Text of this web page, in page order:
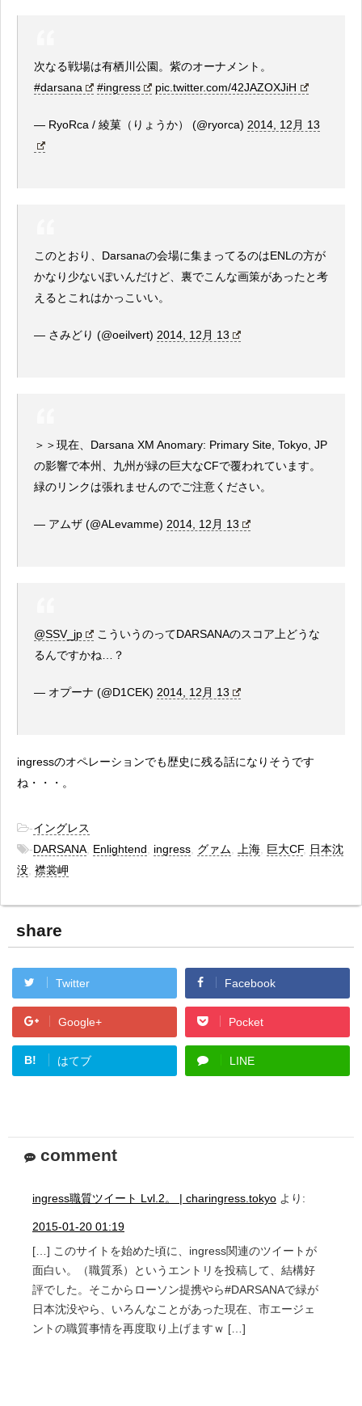
次なる戦場は有栖川公園。紫のオーナメント。
#darsana
#ingress pic.twitter.com/42JAZOXJiH
— RyoRca / 綾菓（りょうか） (@ryorca) 2014, 12月 13
このとおり、Darsanaの会場に集まってるのはENLの方が
かなり少ないぽいんだけど、裏でこんな画策があったと考
えるとこれはかっこいい。
— さみどり (@oeilvert) 2014, 12月 13
＞＞現在、Darsana XM Anomary: Primary Site, Tokyo, JP
の影響で本州、九州が緑の巨大なCFで覆われています。
緑のリンクは張れませんのでご注意ください。
— アムザ (@ALevamme) 2014, 12月 13
@SSV_jp
こういうのってDARSANAのスコア上どうな
るんですかね…？
— オプーナ (@D1CEK) 2014, 12月 13
ingressのオペレーションでも歴史に残る話になりそうです
ね・・・。
-イングレス
-DARSANA Enlightend ingress グァム 上海 巨大CF, 日本沈
没 襟裳岬
share
Twitter Facebook
Google+ Pocket
B! はてブ LINE
comment
ingress職質ツイート Lvl.2。 | charingress.tokyo より:
2015-01-20 01:19
[…] このサイトを始めた頃に、ingress関連のツイートが
面白い。（職質系）というエントリを投稿して、結構好
評でした。そこからローソン提携やら#DARSANAで緑が
日本沈没やら、いろんなことがあった現在、市エージェ
ントの職質事情を再度取り上げますｗ […]